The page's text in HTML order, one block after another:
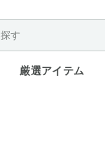
厳選アイテム